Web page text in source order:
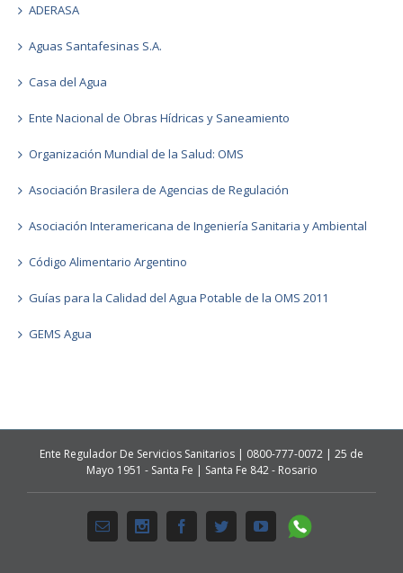
ADERASA
Aguas Santafesinas S.A.
Casa del Agua
Ente Nacional de Obras Hídricas y Saneamiento
Organización Mundial de la Salud: OMS
Asociación Brasilera de Agencias de Regulación
Asociación Interamericana de Ingeniería Sanitaria y Ambiental
Código Alimentario Argentino
Guías para la Calidad del Agua Potable de la OMS 2011
GEMS Agua
Ente Regulador De Servicios Sanitarios | 0800-777-0072 | 25 de
Mayo 1951 - Santa Fe | Santa Fe 842 - Rosario
Email InstagramFacebookTwitterYoutubeWhatsapp